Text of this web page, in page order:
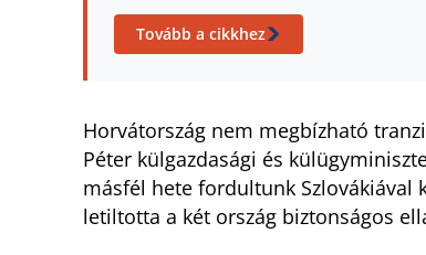
Tovább a cikkhez
Horvátország nem megbízható
Péter külgazdasági és
másfél hete fordultunk Szlovákiával
letiltotta a két ország biztonságos